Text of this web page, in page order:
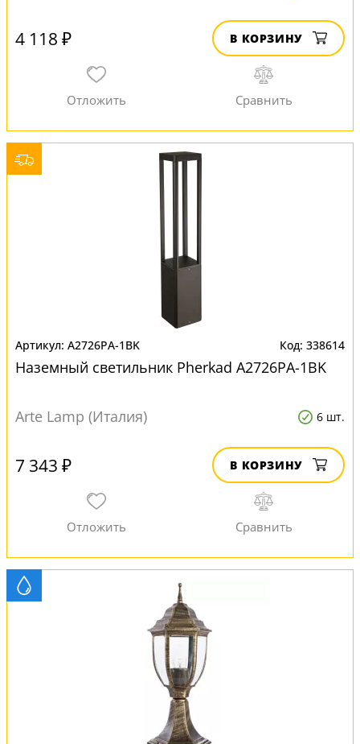
4 118 ₽ В КОРЗИНУ
A2726PA-1BK 338614
Наземный светильник Pherkad A2726PA-1BK
Arte Lamp (Италия) 6 шт.
7 343 ₽ В КОРЗИНУ